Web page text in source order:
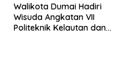
Walikota Dumai Hadiri
Wisuda Angkatan VII
Politeknik Kelautan dan